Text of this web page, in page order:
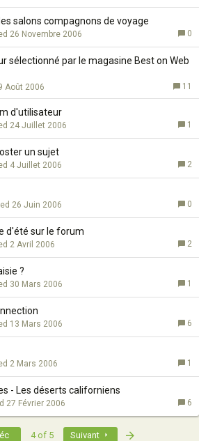
salons compagnons de voyage
0
26 Novembre 2006
sélectionné par le magasine Best on Web
11
Août 2006
d'utilisateur
1
24 Juillet 2006
un sujet
2
4 Juillet 2006
0
26 Juin 2006
d'été sur le forum
2
2 Avril 2006
?
1
30 Mars 2006
6
13 Mars 2006
1
2 Mars 2006
- Les déserts californiens
6
27 Février 2006
4 of 5 Suivant